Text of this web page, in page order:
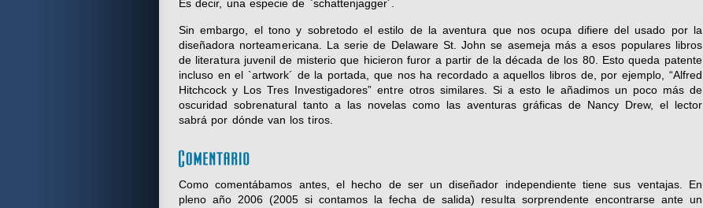
Es decir, una especie de `schattenjagger´.
Sin embargo, el tono y sobretodo el estilo de la aventura que nos ocupa difiere del usado por la
diseñadora norteamericana. La serie de Delaware St. John se asemeja más a esos populares libros
de literatura juvenil de misterio que hicieron furor a partir de la década de los 80. Esto queda patente
incluso en el `artwork´ de la portada, que nos ha recordado a aquellos libros de, por ejemplo, “Alfred
Hitchcock y Los Tres Investigadores” entre otros similares. Si a esto le añadimos un poco más de
oscuridad sobrenatural tanto a las novelas como las aventuras gráficas de Nancy Drew, el lector
sabrá por dónde van los tiros.
Como comentábamos antes, el hecho de ser un diseñador independiente tiene sus ventajas. En
pleno año 2006 (2005 si contamos la fecha de salida) resulta sorprendente encontrarse ante un